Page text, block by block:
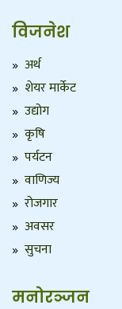
विजनेश
अर्थ
शेयर मार्केट
उद्योग
कृषि
पर्यटन
वाणिज्य
रोजगार
अवसर
सुचना
मनोरञ्जन